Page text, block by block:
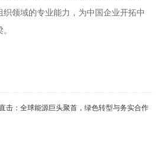
领域的专业能力，为中国企业开拓中
击：全球能源巨头聚首，绿色转型与务实合作